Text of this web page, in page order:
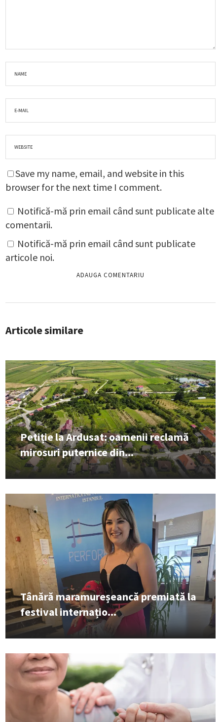
Save my name, email, and website in this
browser for the next time I comment.
Notifică-mă prin email când sunt publicate alte
comentarii.
Notifică-mă prin email când sunt publicate
articole noi.
Articole similare
Petiție la Ardusat: oamenii reclamă
mirosuri puternice din...
Tânără maramureșeancă premiată la
festival internațio...